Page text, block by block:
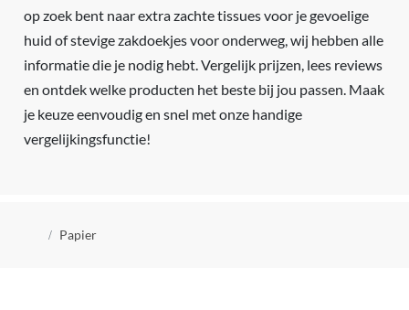
op zoek bent naar extra zachte tissues voor je gevoelige
huid of stevige zakdoekjes voor onderweg, wij hebben alle
informatie die je nodig hebt. Vergelijk prijzen, lees reviews
en ontdek welke producten het beste bij jou passen. Maak
je keuze eenvoudig en snel met onze handige
vergelijkingsfunctie!
Kruimelpad
Papier